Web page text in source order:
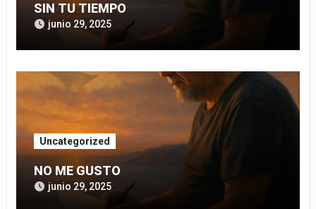
SIN TU TIEMPO
junio 29, 2025
Uncategorized
NO ME GUSTO
junio 29, 2025